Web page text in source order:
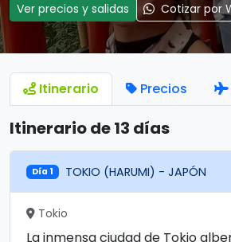
Ver precios y salidas Cotizar por
Itinerario Precios
Itinerario de 13 días
Día 1 TOKIO (HARUMI) - JAPÓN
Tokio
La inmensa ciudad de Tokio